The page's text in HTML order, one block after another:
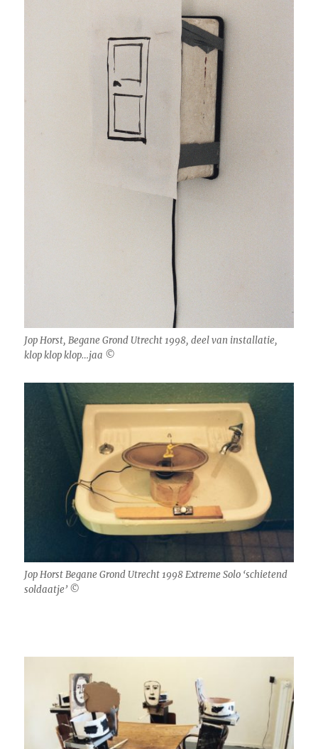
Jop Horst, Begane Grond Utrecht 1998, deel van installatie,
klop klop klop…jaa ©
Jop Horst Begane Grond Utrecht 1998 Extreme Solo ‘schietend
soldaatje’ ©